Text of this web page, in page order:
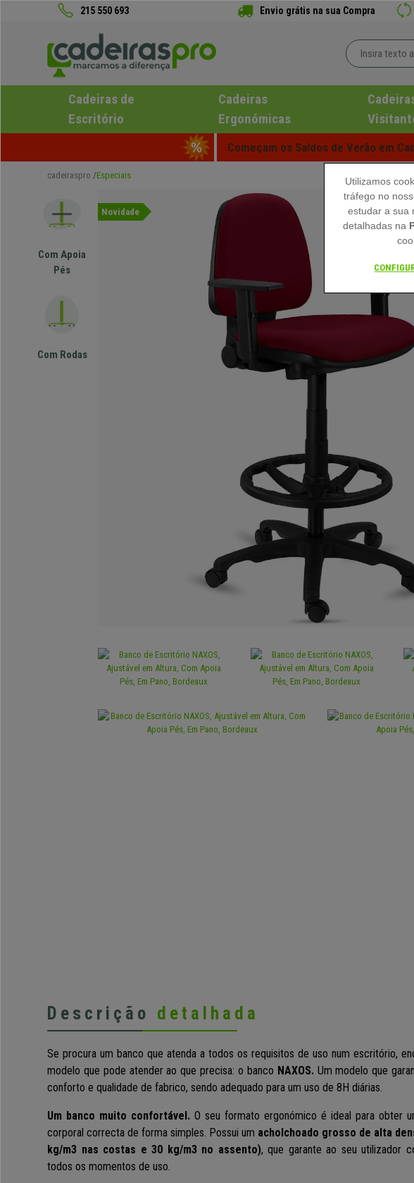
215 550 693 Envio grátis na sua Compra
Cadeiras de
Escritório
Cadeiras
Ergonómicas
Começam os Saldos de Verão em
cadeiraspro Especiais
Com Apoia
Pés
Com Rodas
Novidade
Descrição detalhada
Se procura um banco que atenda a todos os requisitos de uso num escritório,
modelo que pode atender ao que precisa: o banco NAXOS. Um modelo que
conforto e qualidade de fabrico, sendo adequado para um uso de 8H diárias.
Um banco muito confortável. O seu formato ergonómico é ideal para obter
corporal correcta de forma simples. Possui um acholchoado grosso de alta
kg/m3 nas costas e 30 kg/m3 no assento), que garante ao seu utilizador
todos os momentos de uso.
Utilizamos
tráfego no
estudar a sua
detalhadas na